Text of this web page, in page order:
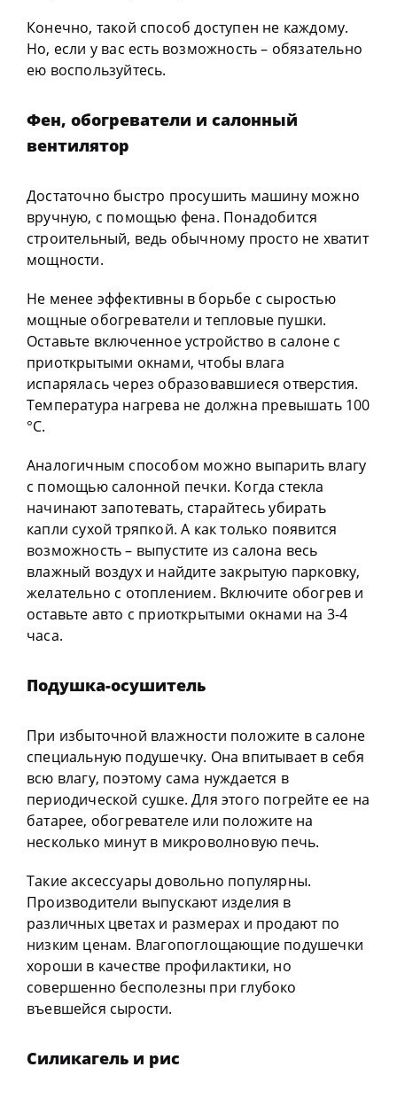
Конечно, такой способ доступен не каждому.
Но, если у вас есть возможность – обязательно
ею воспользуйтесь.
Фен, обогреватели и салонный
вентилятор
Достаточно быстро просушить машину можно
вручную, с помощью фена. Понадобится
строительный, ведь обычному просто не хватит
мощности.
Не менее эффективны в борьбе с сыростью
мощные обогреватели и тепловые пушки.
Оставьте включенное устройство в салоне с
приоткрытыми окнами, чтобы влага
испарялась через образовавшиеся отверстия.
Температура нагрева не должна превышать 100
°С.
Аналогичным способом можно выпарить влагу
с помощью салонной печки. Когда стекла
начинают запотевать, старайтесь убирать
капли сухой тряпкой. А как только появится
возможность – выпустите из салона весь
влажный воздух и найдите закрытую парковку,
желательно с отоплением. Включите обогрев и
оставьте авто с приоткрытыми окнами на 3-4
часа.
Подушка-осушитель
При избыточной влажности положите в салоне
специальную подушечку. Она впитывает в себя
всю влагу, поэтому сама нуждается в
периодической сушке. Для этого погрейте ее на
батарее, обогревателе или положите на
несколько минут в микроволновую печь.
Такие аксессуары довольно популярны.
Производители выпускают изделия в
различных цветах и размерах и продают по
низким ценам. Влагопоглощающие подушечки
хороши в качестве профилактики, но
совершенно бесполезны при глубоко
въевшейся сырости.
Силикагель и рис